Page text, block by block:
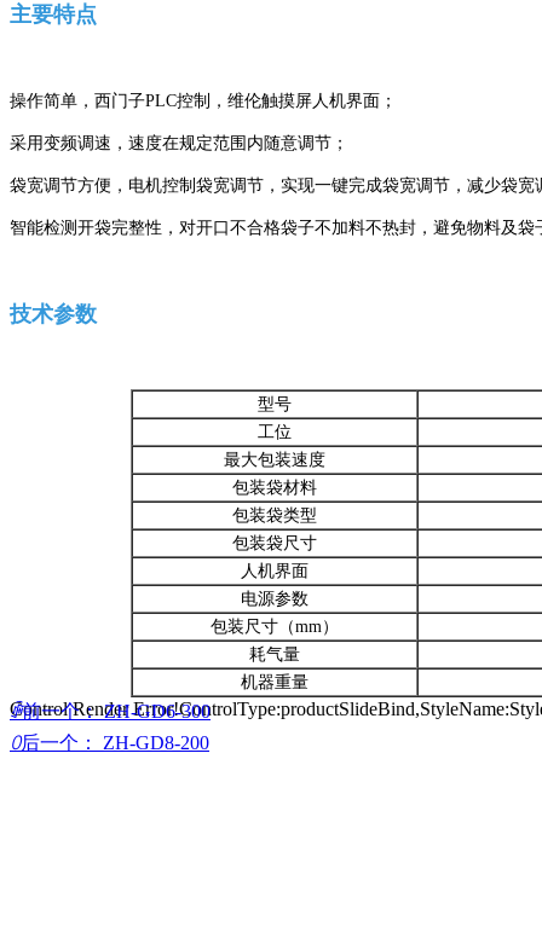
主要特点
操作简单，西门子PLC控制，维伦触摸屏人机界面；
采用变频调速，速度在规定范围内随意调节；
袋宽调节方便，电机控制袋宽调节，实现一键完成袋宽调节，减少袋宽
智能检测开袋完整性，对开口不合格袋子不加料不热封，避免物料及袋
技术参数
型号
工位
最大包装速度
包装袋材料
包装袋类型
包装袋尺寸
人机界面
电源参数
包装尺寸（mm）
耗气量
机器重量
Control Render
ꄴ前一个： ZH-GD6-300
ꄲ后一个： ZH-GD8-200